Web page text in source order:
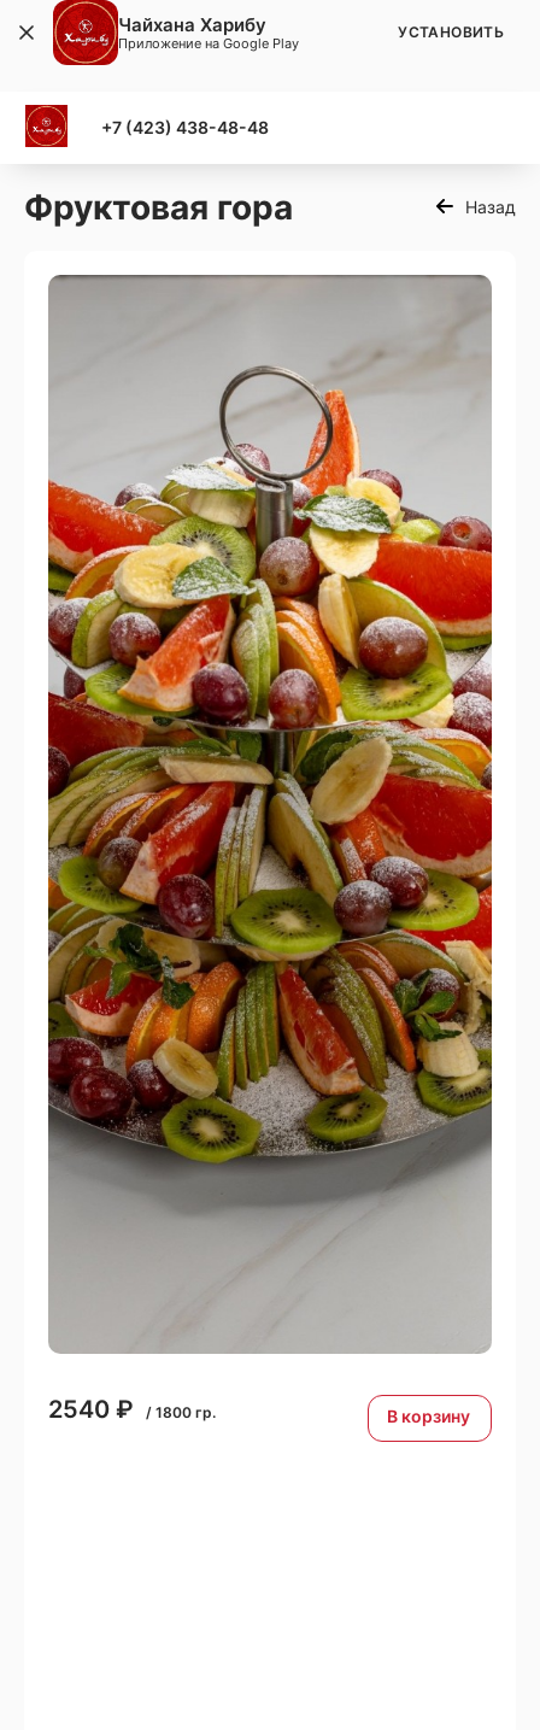
+7 (423) 438-48-48
Фруктовая гора Назад
2540 ₽ / 1800 гр. В корзину
Чайхана Харибу
Приложение на Google Play
УСТАНОВИТЬ